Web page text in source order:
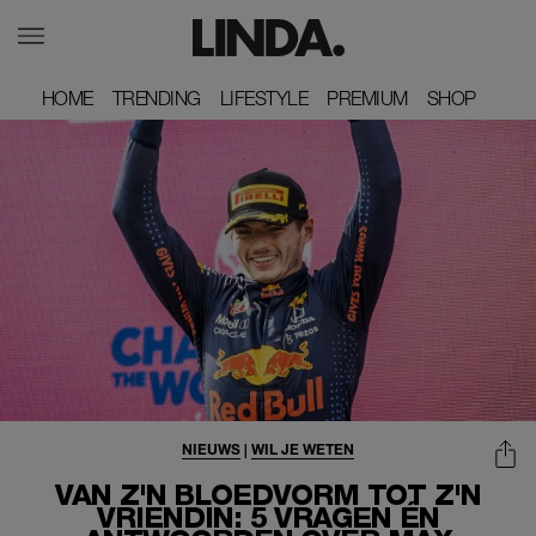
HOME
HOME TRENDING
TRENDING LIFESTYLE
LIFESTYLE PREMIUM
PREMIUM SHOP
SHOP
VAN Z'N BLOEDVORM TOT Z'N
VRIENDIN: 5 VRAGEN ÉN
NIEUWS | WIL JE WETEN